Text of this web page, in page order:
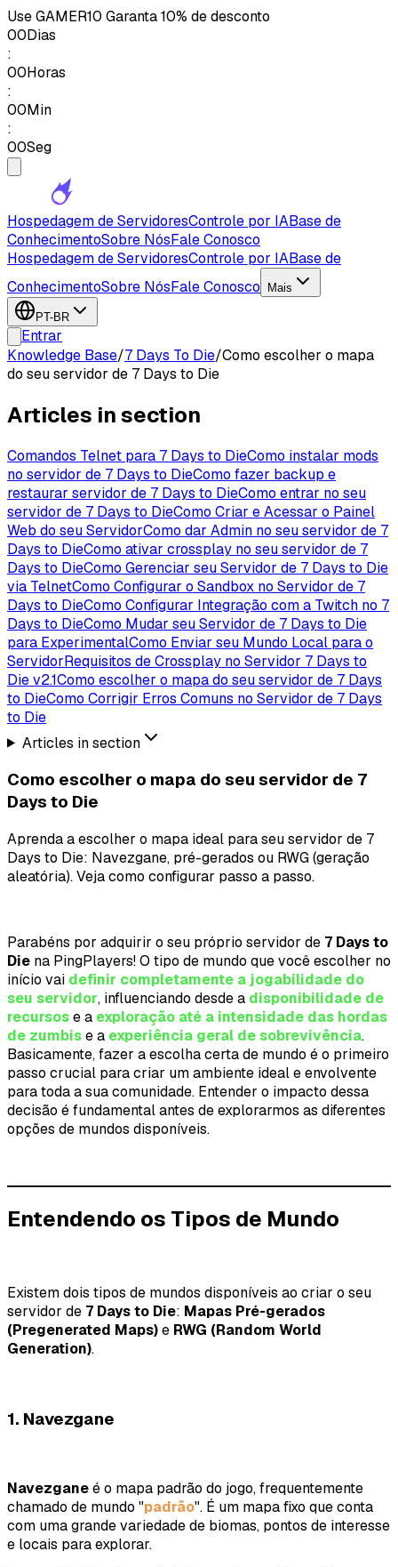
UseGAMER10 Garanta 10% de desconto
00Dias
:
00Horas
:
00Min
:
00Seg
Hospedagem de ServidoresControle por IABase de
ConhecimentoSobre NósFale Conosco
Hospedagem de ServidoresControle por IABase de
ConhecimentoSobre NósFale Conosco Mais
PT-BR
Entrar
Knowledge Base/7 Days To Die/Como escolher o mapa
do seu servidor de 7 Days to Die
Articles in section
Comandos Telnet para 7 Days to DieComo instalar mods
no servidor de 7 Days to DieComo fazer backup e
restaurar servidor de 7 Days to DieComo entrar no seu
servidor de 7 Days to DieComo Criar e Acessar o Painel
Web do seu ServidorComo dar Admin no seu servidor de 7
Days to DieComo ativar crossplay no seu servidor de 7
Days to DieComo Gerenciar seu Servidor de 7 Days to Die
via TelnetComo Configurar o Sandbox no Servidor de 7
Days to DieComo Configurar Integração com a Twitch no 7
Days to DieComo Mudar seu Servidor de 7 Days to Die
para ExperimentalComo Enviar seu Mundo Local para o
ServidorRequisitos de Crossplay no Servidor 7 Days to
Die v2.1Como escolher o mapa do seu servidor de 7 Days
to DieComo Corrigir Erros Comuns no Servidor de 7 Days
to Die
Articles in section
Como escolher o mapa do seu servidor de 7
Days to Die
Aprenda a escolher o mapa ideal para seu servidor de 7
Days to Die: Navezgane, pré-gerados ou RWG (geração
aleatória). Veja como configurar passo a passo.
Parabéns por adquirir o seu próprio servidor de 7 Days to
Die na PingPlayers! O tipo de mundo que você escolher no
início vai definir completamente a jogabilidade do
seu servidor, influenciando desde a disponibilidade de
recursose a exploração até a intensidade das hordas
de zumbise a experiência geral de sobrevivência.
Basicamente, fazer a escolha certa de mundo é o primeiro
passo crucial para criar um ambiente ideal e envolvente
para toda a sua comunidade. Entender o impacto dessa
decisão é fundamental antes de explorarmos as diferentes
opções de mundos disponíveis.
Entendendo os Tipos de Mundo
Existem dois tipos de mundos disponíveis ao criar o seu
servidor de 7 Days to Die: Mapas Pré-gerados
(Pregenerated Maps)e RWG (Random World
Generation).
1. Navezgane
Navezganeé o mapa padrão do jogo, frequentemente
chamado de mundo "padrão". É um mapa fixo que conta
com uma grande variedade de biomas, pontos de interesse
e locais para explorar.